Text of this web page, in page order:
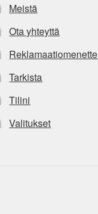
Meistä
Ota yhteyttä
Tarkista
Tilini
Valitukset